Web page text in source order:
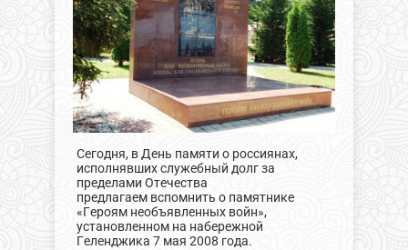
Сегодня, в День памяти о россиянах,
исполнявших служебный долг за
пределами Отечества
предлагаем вспомнить о памятнике
«Героям необъявленных войн»,
установленном на набережной
Геленджика 7 мая 2008 года.